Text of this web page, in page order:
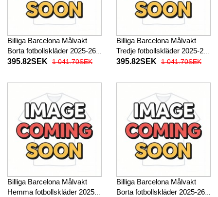
Billiga Barcelona Målvakt
Borta fotbollskläder 2025-26
Kortärmad
395.82SEK 1 041.70SEK
Billiga Barcelona Målvakt
Tredje fotbollskläder 2025-26
Kortärmad
395.82SEK 1 041.70SEK
Billiga Barcelona Målvakt
Hemma fotbollskläder 2025-
Billiga Barcelona Målvakt
Borta fotbollskläder 2025-26